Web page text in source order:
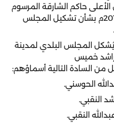
حاكم الشارقة المرسوم
الأميري رقم (7) لسنة 2018م بشأن تشكيل المجلس
المجلس البلدي لمدينة
راشد خميس
من السادة التالية أسماؤهم: